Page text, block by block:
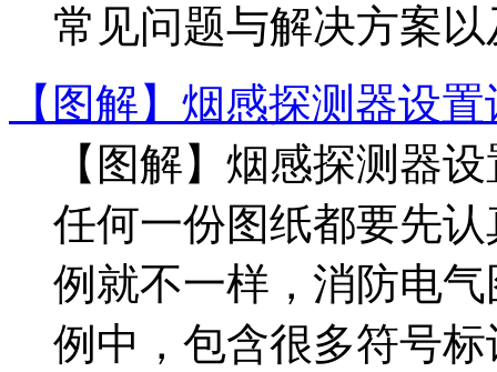
常见问题与解决方案
【图解】烟感探测器设
【图解】烟感探测器
任何一份图纸都要先
例就不一样，消防电
例中，包含很多符号